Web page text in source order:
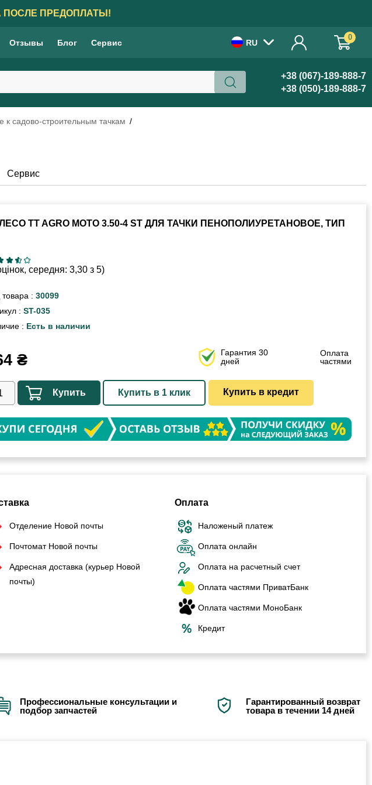
ПОСЛЕ ПРЕДОПЛАТЫ!
Отзывы Блог Сервис RU
0
+38 (067)-189-888-7
+38 (050)-189-888-7
к садово-строительным тачкам
Сервис
TT AGRO MOTO 3.50-4 ST ДЛЯ ТАЧКИ ПЕНОПОЛИУРЕТАНОВОЕ, ТИП
середня: 3,30 з 5)
товара : 30099
: ST-035
: Есть в наличии
₴
Гарантия 30
дней
Оплата
частями
Купить Купить в 1 клик Купить в кредит
Отделение Новой почты
Почтомат Новой почты
Адресная доставка (курьер Новой
почты)
Оплата
Наложеный платеж
Оплата онлайн
Оплата на расчетный счет
Оплата частями ПриватБанк
Оплата частями МоноБанк
Кредит
Профессиональные консультации и
подбор запчастей
Гарантированный возврат
товара в течении 14 дней